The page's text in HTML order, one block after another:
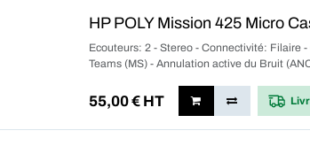
HP POLY Mission 425 Micro
Ecouteurs: 2 - Stereo - Connectivité: Filaire
Teams (MS) - Annulation active du Bruit
55,00€ HT